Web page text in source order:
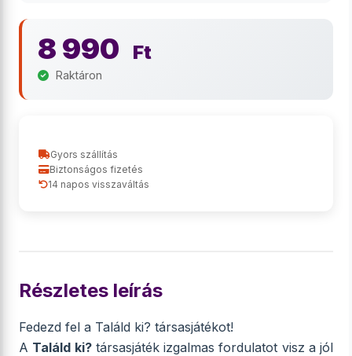
8 990 Ft
Raktáron
Gyors szállítás
Biztonságos fizetés
14 napos visszaváltás
Részletes leírás
Fedezd fel a Találd ki? társasjátékot!
A Találd ki?társasjáték izgalmas fordulatot visz a jól